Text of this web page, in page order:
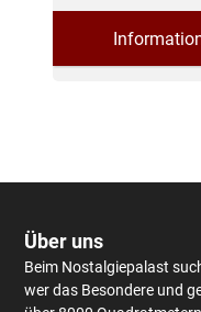
Über uns
Beim Nostalgiepalast
wer das Besondere und